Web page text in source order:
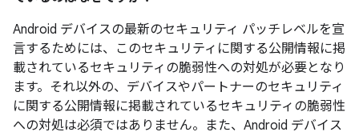
Android デバイスの最新のセキュリティ パッチレベルを宣
言するためには、このセキュリティに関する公開情報に掲
載されているセキュリティの脆弱性への対処が必要となり
ます。それ以外の、デバイスやパートナーのセキュリティ
に関する公開情報に掲載されているセキュリティの脆弱性
への対処は必須ではありません。また、Android デバイス